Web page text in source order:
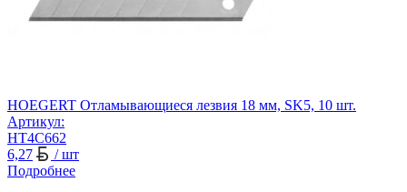
HOEGERT Отламывающиеся лезвия 18 мм, SK5, 10 шт.
Артикул:
HT4C662
6,27
/ шт
Подробнее